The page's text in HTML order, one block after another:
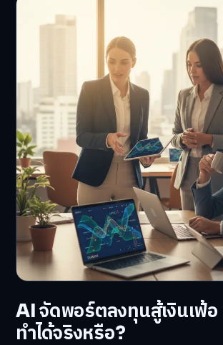
AI จัดพอร์ตลงทุนสู้เงินเฟ้อ
ทำได้จริงหรือ?